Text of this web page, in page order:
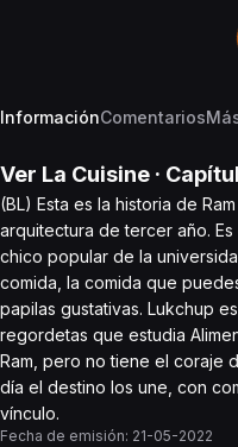
InformaciónComentarios
Ver La Cuisine ·
(BL) Esta es la historia de
arquitectura de tercer año.
chico popular de la
comida, la comida que
papilas gustativas. Lukchup
regordetas que estudia
Ram, pero no tiene el coraje
día el destino los une, con
vínculo.
Fecha de emisión: 21-05-2022